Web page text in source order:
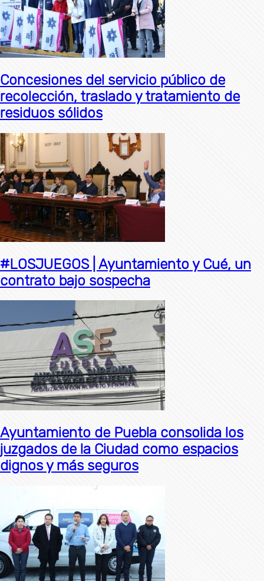
Concesiones del servicio público de
recolección, traslado y tratamiento de
residuos sólidos
#LOSJUEGOS | Ayuntamiento y Cué, un
contrato bajo sospecha
Ayuntamiento de Puebla consolida los
juzgados de la Ciudad como espacios
dignos y más seguros